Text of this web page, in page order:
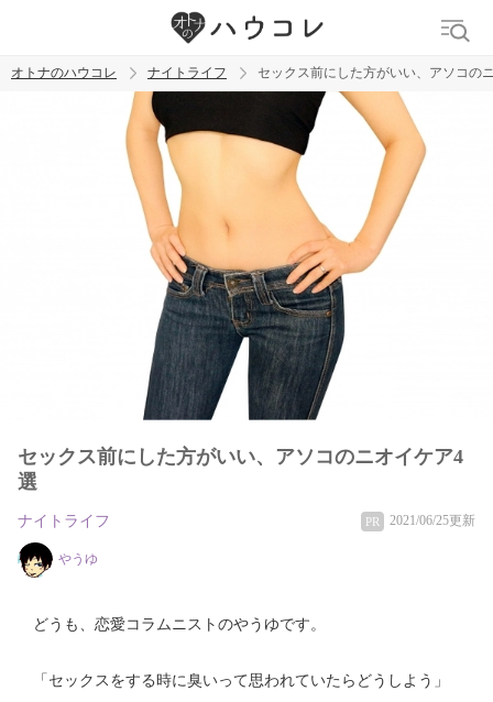
乳首 吸うやつ
オトナのハウコレ ナイトライフ セックス前にした方がいい、アソコの
セックス前にした方がいい、アソコのニオイケア4
選
ナイトライフ PR 2021/06/25更新
やうゆ
どうも、恋愛コラムニストのやうゆです。
「セックスをする時に臭いって思われていたらどうしよう」